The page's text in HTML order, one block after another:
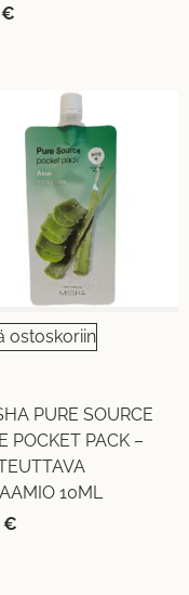
€
ostoskoriin
PURE SOURCE
POCKET PACK –
10ML
€